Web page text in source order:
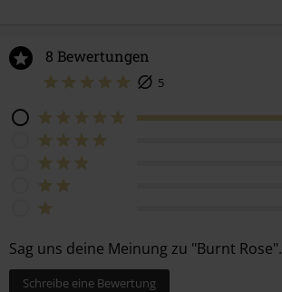
8 Bewertungen
5
Sag uns deine Meinung zu "Burnt Rose".
Schreibe eine Bewertung